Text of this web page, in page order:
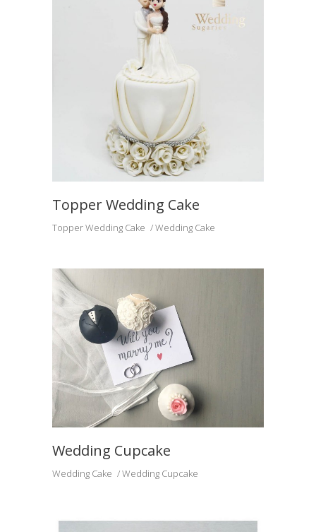
Topper Wedding Cake
Topper Wedding Cake Wedding Cake
Wedding Cupcake
Wedding Cake Wedding Cupcake